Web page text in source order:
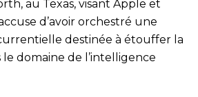
au Texas, visant Apple et
d’avoir orchestré une
destinée à étouffer la
domaine de l’intelligence